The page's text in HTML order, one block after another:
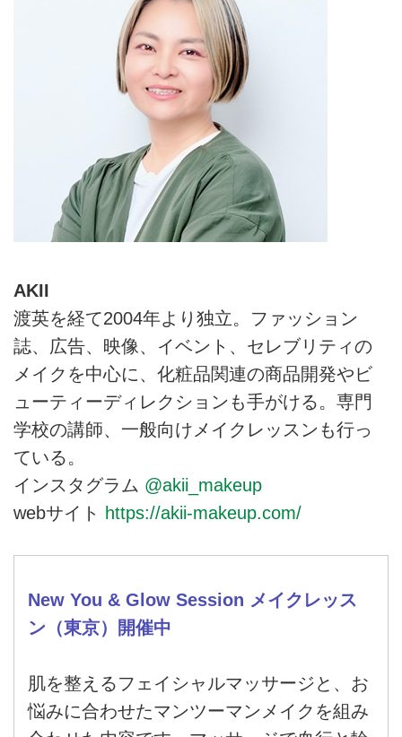
AKII
渡英を経て2004年より独立。ファッション
誌、広告、映像、イベント、セレブリティの
メイクを中心に、化粧品関連の商品開発やビ
ューティーディレクションも手がける。専門
学校の講師、一般向けメイクレッスンも行っ
ている。
インスタグラム @akii_makeup
webサイト
https://akii-makeup.com/
New You & Glow Session メイクレッス
ン（東京）開催中
肌を整えるフェイシャルマッサージと、お
悩みに合わせたマンツーマンメイクを組み